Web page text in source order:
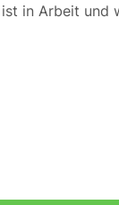
in Arbeit